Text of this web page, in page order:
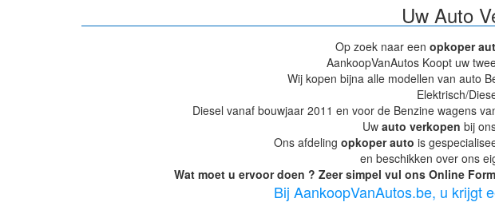
Uw Auto
Op zoek naar een opkoper
AankoopVanAutos Koopt uw
Wij kopen bijna alle modellen van auto
Elektrisch/
Diesel vanaf bouwjaar 2011 en voor de Benzine wagens
Uw auto verkopen bij
Ons afdeling opkoper auto is
en beschikken over ons
Wat moet u ervoor doen ? Zeer simpel vul ons Online
Bij AankoopVanAutos.be, u krijgt